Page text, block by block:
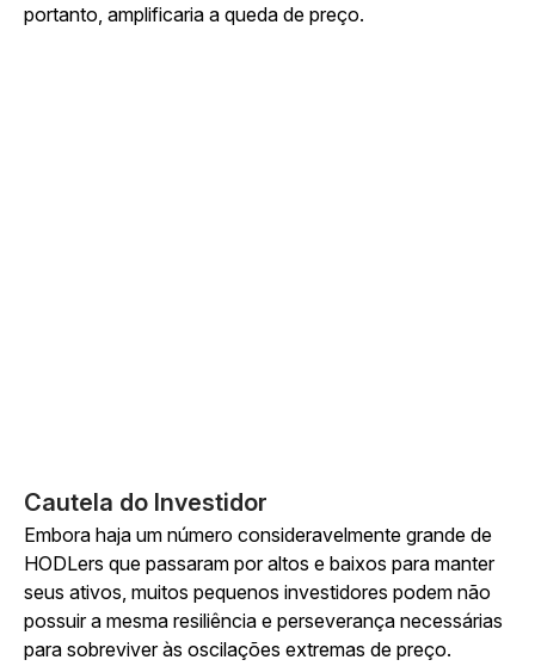
portanto, amplificaria a queda de preço.
Cautela do Investidor
Embora haja um número consideravelmente grande de
HODLers que passaram por altos e baixos para manter
seus ativos, muitos pequenos investidores podem não
possuir a mesma resiliência e perseverança necessárias
para sobreviver às oscilações extremas de preço.